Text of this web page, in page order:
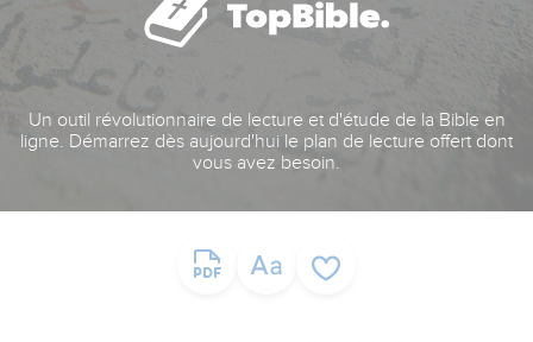
Un outil révolutionnaire de lecture et d'étude de la Bible en
ligne. Démarrez dès aujourd'hui le plan de lecture offert dont
vous avez besoin.